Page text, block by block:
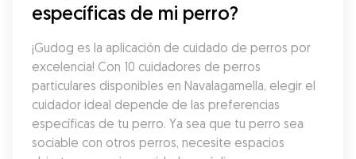
específicas de mi perro?
¡Gudog es la aplicación de cuidado de perros por
excelencia! Con 10 cuidadores de perros
particulares disponibles en Navalagamella, elegir el
cuidador ideal depende de las preferencias
específicas de tu perro. Ya sea que tu perro sea
sociable con otros perros, necesite espacios